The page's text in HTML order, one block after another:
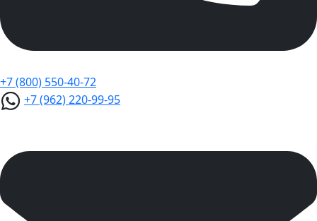
+7 (800) 550-40-72
+7 (962) 220-99-95